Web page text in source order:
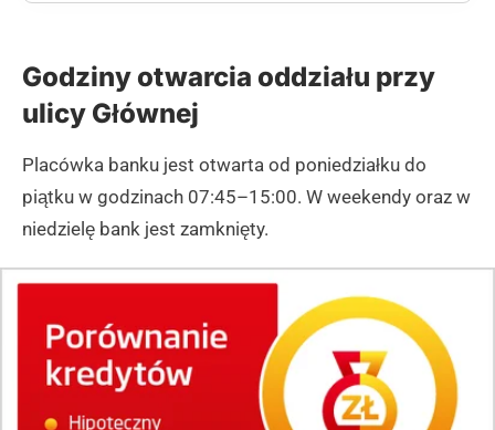
Godziny otwarcia oddziału przy
ulicy Głównej
Placówka banku jest otwarta od poniedziałku do
piątku w godzinach 07:45–15:00. W weekendy oraz w
niedzielę bank jest zamknięty.